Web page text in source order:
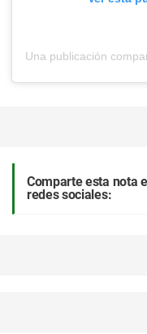
Comparte esta nota
redes sociales: